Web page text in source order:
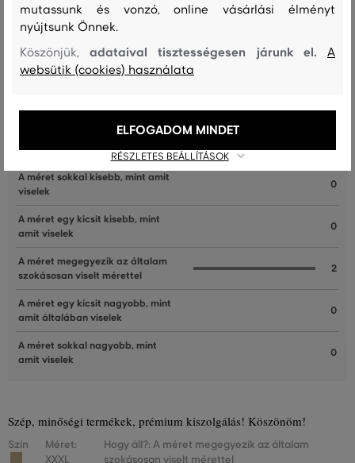
Elérhető méretek:
+1 további
Elérhető méretek:
A méret sokkal kisebb, mint amit
viselek
0
A méret egy kicsit kisebb, mint
amit viselek
0
A méret megegyezik az általam
szokásosan viselt mérettel
2
A méret egy kicsit nagyobb, mint
amit általában viselek
0
A méret sokkal nagyobb, mint
amit viselek
0
Szép, minőségi termékek, prémium kiszolgálás! Köszönöm!
Szín
Méret:
XXXL
Hogy áll?: A méret megegyezik az általam
szokásosan viselt mérettel
mutassunk és vonzó, online vásárlási élményt
nyújtsunk Önnek.
Köszönjük,adataival tisztességesen járunk el.A
websütik (cookies) használata
RÉSZLETES BEÁLLÍTÁSOK
ELFOGADOM MINDET